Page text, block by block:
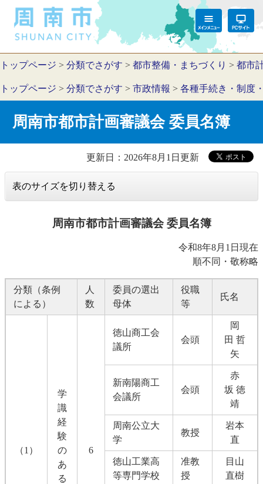
トップページ > 分類でさがす > 都市整備・まちづくり > 都市
トップページ > 分類でさがす > 市政情報 > 各種手続き・制度
周南市都市計画審議会 委員名簿
更新日：2026年8月1日更新
表のサイズを切り替える
周南市都市計画審議会 委員名簿
令和8年8月1日現在
順不同・敬称略
分類（条例
による）
人
数
委員の選出
母体
役職
等
氏名
（1）
学
識
経
験
の
あ
る
6
徳山商工会
議所
会頭
岡
田 哲
矢
新南陽商工
会議所
会頭
赤
坂 徳
靖
周南公立大
学
教授
岩本
直
徳山工業高
等専門学校
准教
授
目山
直樹